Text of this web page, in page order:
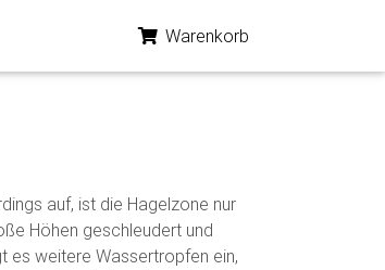
Warenkorb
auf, ist die Hagelzone nur
Höhen geschleudert und
es weitere Wassertropfen ein,